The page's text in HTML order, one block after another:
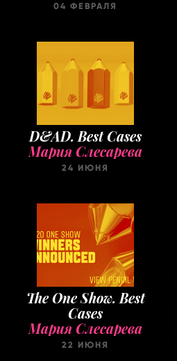
04 ФЕВРАЛЯ
D&AD. Best Cases
Мария Слесарева
24 ИЮНЯ
The One Show. Best
Cases
Мария Слесарева
22 ИЮНЯ